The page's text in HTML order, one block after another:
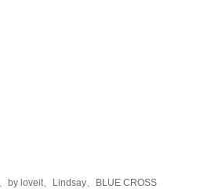
by loveit、Lindsay、BLUE CROSS